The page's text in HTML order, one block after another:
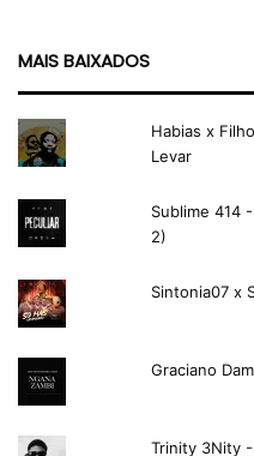
MAIS BAIXADOS
Habias x
Levar
Sublime 414
2)
Sintonia07 x
Graciano
Trinity 3Nity